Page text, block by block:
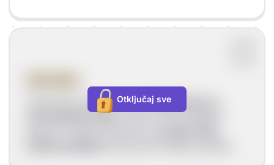
Suhe klime raširene su oko obratnica te u
unutrašnjosti Azije.Glavno im je obilježje
Otključaj sve